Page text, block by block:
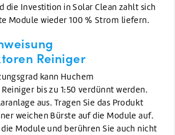
die Investition in Solar Clean zahlt sich
Module wieder 100 % Strom liefern.
Reiniger
kann Huchem
bis zu 1:50 verdünnt werden.
aus. Tragen Sie das Produkt
weichen Bürste auf die Module auf.
Module und berühren Sie auch nicht